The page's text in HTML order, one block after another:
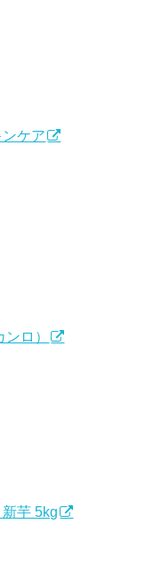
ケア
ロ）
芋 5kg